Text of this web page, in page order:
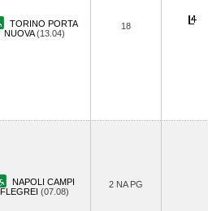
TORINO PORTA
NUOVA(13.04)
18
NAPOLI CAMPI
FLEGREI (07.08)
2 NA PG